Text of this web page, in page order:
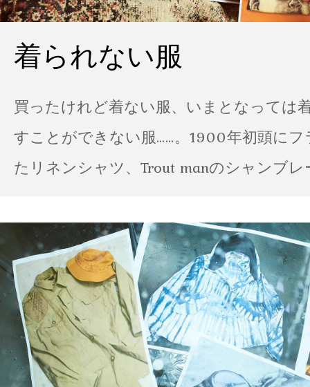
着られない服
買ったけれど着ない服、いまとなっては
すことができない服……。1900年初頭に
たリネンシャツ、Trout manのシャンブ